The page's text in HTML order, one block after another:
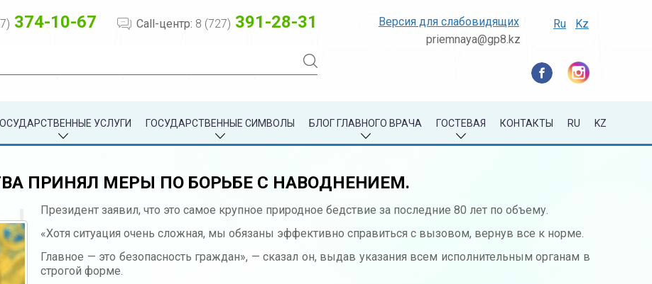
374-10-67 Call-центр: 8 (727) 391-28-31
Версия для слабовидящих
priemnaya@gp8.kz
Ru Kz
УСЛУГИ ГОСУДАРСТВЕННЫЕ СИМВОЛЫ БЛОГ ГЛАВНОГО ВРАЧА ГОСТЕВАЯ КОНТАКТЫ RU KZ
ПРИНЯЛ МЕРЫ ПО БОРЬБЕ С НАВОДНЕНИЕМ.
Президент заявил, что это самое крупное природное бедствие за последние 80 лет по объему.
«Хотя ситуация очень сложная, мы обязаны эффективно справиться с вызовом, вернув все к норме.
Главное — это безопасность граждан», — сказал он, выдав указания всем исполнительным органам в
строгой форме.